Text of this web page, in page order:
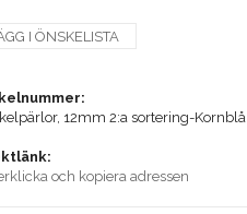
I ÖNSKELISTA
12mm 2:a sortering-Kornblå
och kopiera adressen